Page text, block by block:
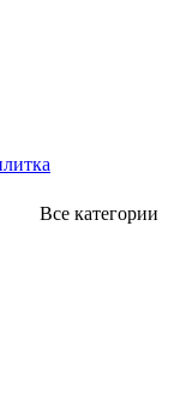
Все категории